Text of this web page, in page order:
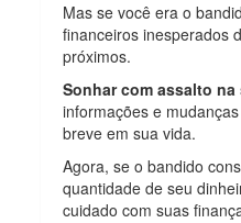
Mas se você era o
financeiros inesperados
próximos.
Sonhar com assalto
informações e
breve em sua vida.
Agora, se o bandido
quantidade de seu
cuidado com suas